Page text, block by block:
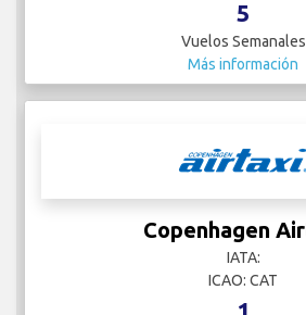
5
Vuelos Semanales
Más información
Copenhagen
IATA:
ICAO: CAT